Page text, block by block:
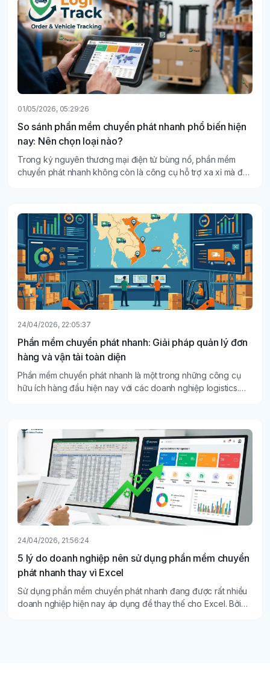
01/05/2026, 05:29:26
So sánh phần mềm chuyển phát nhanh phổ biến hiện
nay: Nên chọn loại nào?
Trong kỷ nguyên thương mại điện tử bùng nổ, phần mềm
chuyển phát nhanh không còn là công cụ hỗ trợ xa xỉ mà đã
24/04/2026, 22:05:37
Phần mềm chuyển phát nhanh: Giải pháp quản lý đơn
hàng và vận tải toàn diện
Phần mềm chuyển phát nhanh là một trong những công cụ
hữu ích hàng đầu hiện nay với các doanh nghiệp logistics.
24/04/2026, 21:56:24
5 lý do doanh nghiệp nên sử dụng phần mềm chuyển
phát nhanh thay vì Excel
Sử dụng phần mềm chuyển phát nhanh đang được rất nhiều
doanh nghiệp hiện nay áp dụng để thay thế cho Excel. Bởi